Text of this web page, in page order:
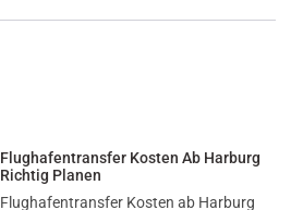
Flughafentransfer Kosten Ab Harburg
Richtig Planen
Flughafentransfer Kosten ab Harburg